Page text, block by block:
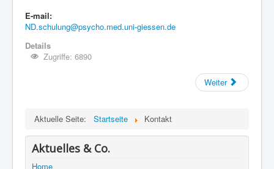
Termine
Kontakt
Links
E-mail:
ND.schulung@psycho.med.uni-giessen.de
Details
Zugriffe: 6890
Weiter
Aktuelle Seite: Startseite Kontakt
Aktuelles & Co.
Home